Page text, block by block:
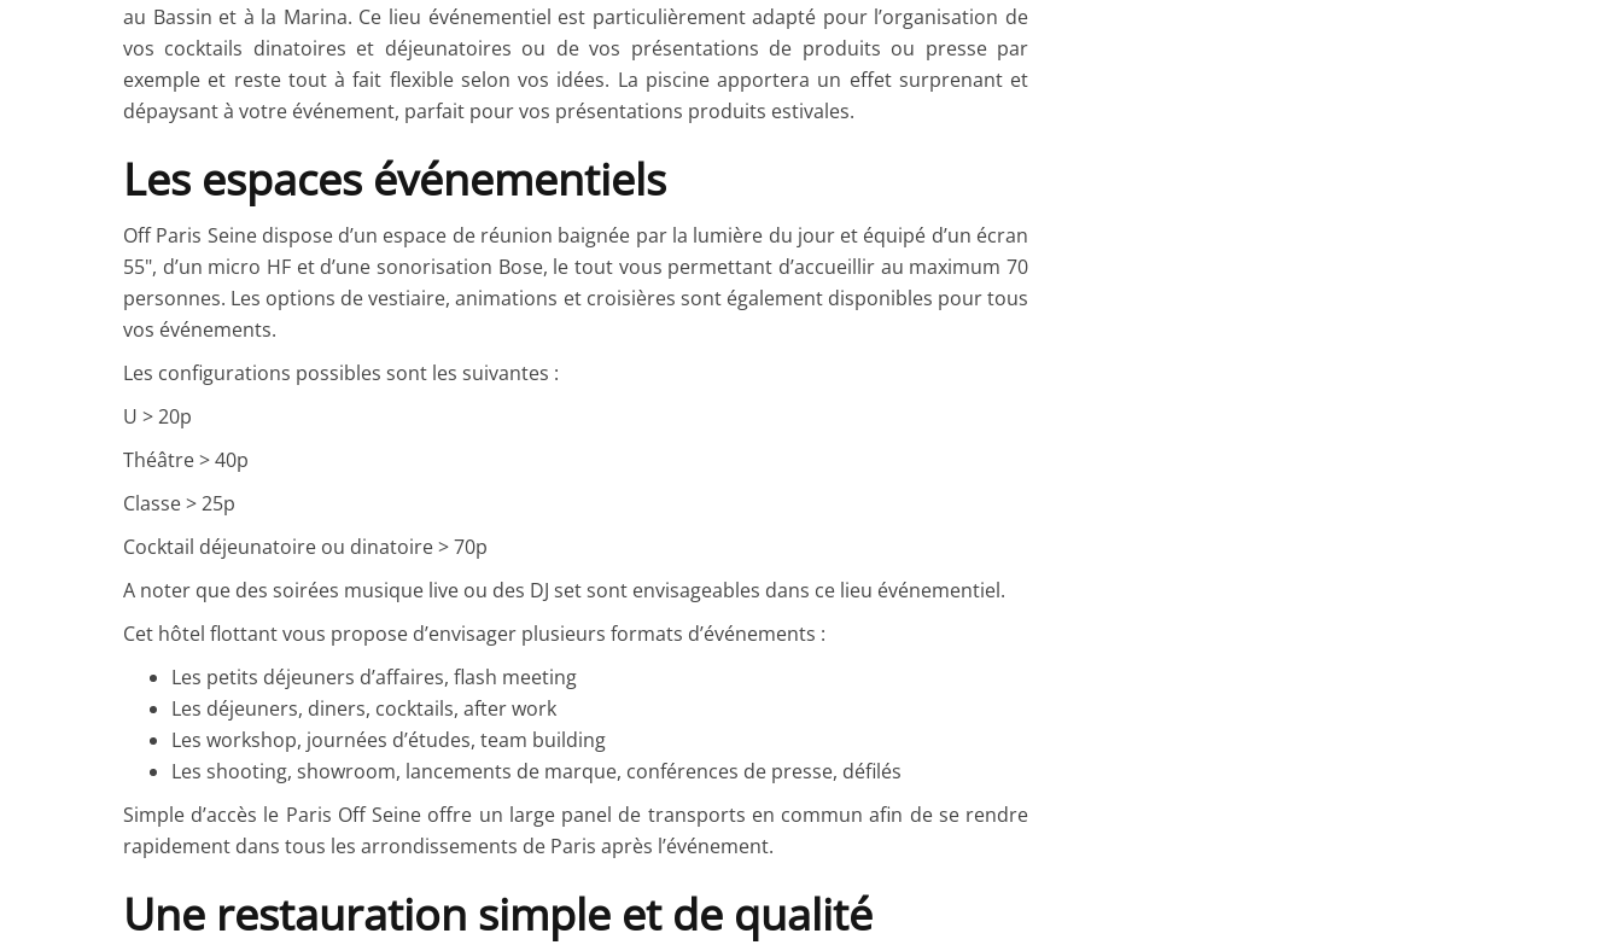
au Bassin et à la Marina. Ce lieu événementiel est particulièrement adapté pour l’organisation de
vos cocktails dinatoires et déjeunatoires ou de vos présentations de produits ou presse par
exemple et reste tout à fait flexible selon vos idées. La piscine apportera un effet surprenant et
dépaysant à votre événement, parfait pour vos présentations produits estivales.
Les espaces événementiels
Off Paris Seine dispose d’un espace de réunion baignée par la lumière du jour et équipé d’un écran
55", d’un micro HF et d’une sonorisation Bose, le tout vous permettant d’accueillir au maximum 70
personnes. Les options de vestiaire, animations et croisières sont également disponibles pour tous
vos événements.
Les configurations possibles sont les suivantes :
U > 20p
Théâtre > 40p
Classe > 25p
Cocktail déjeunatoire ou dinatoire > 70p
A noter que des soirées musique live ou des DJ set sont envisageables dans ce lieu événementiel.
Cet hôtel flottant vous propose d’envisager plusieurs formats d’événements :
Les petits déjeuners d’affaires, flash meeting
Les déjeuners, diners, cocktails, after work
Les workshop, journées d’études, team building
Les shooting, showroom, lancements de marque, conférences de presse, défilés
Simple d’accès le Paris Off Seine offre un large panel de transports en commun afin de se rendre
rapidement dans tous les arrondissements de Paris après l’événement.
Une restauration simple et de qualité